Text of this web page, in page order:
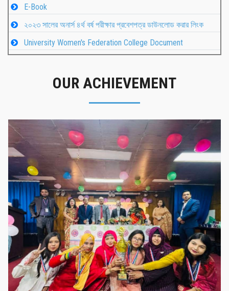
E-Book
২০২৩ সালের অনার্স ৪র্থ বর্ষ পরীক্ষার প্রবেশপত্র ডাউনলোড করার লিংক
University Women's Federation College Document
OUR ACHIEVEMENT
গৌরবের মুহূর্ত
গৌরবের মুহূর্ত